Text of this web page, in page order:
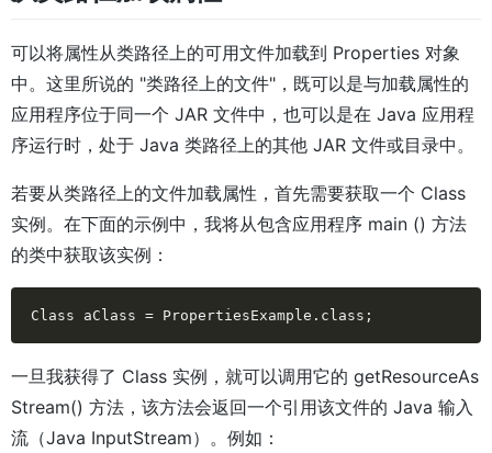
可以将属性从类路径上的可用文件加载到 Properties 对象
中。这里所说的 "类路径上的文件"，既可以是与加载属性的
应用程序位于同一个 JAR 文件中，也可以是在 Java 应用程
序运行时，处于 Java 类路径上的其他 JAR 文件或目录中。
若要从类路径上的文件加载属性，首先需要获取一个 Class
实例。在下面的示例中，我将从包含应用程序 main () 方法
的类中获取该实例：
Class aClass = PropertiesExample.class;
一旦我获得了 Class 实例，就可以调用它的 getResourceAs
Stream() 方法，该方法会返回一个引用该文件的 Java 输入
流（Java InputStream）。例如：